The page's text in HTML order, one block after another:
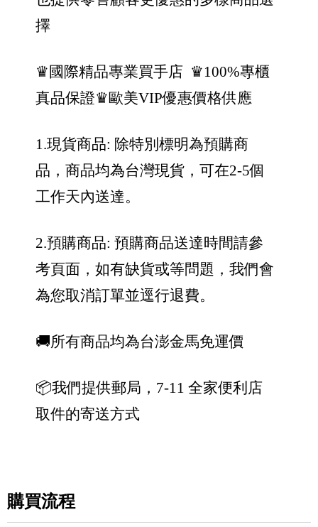
擇
♛國際精品專業買手店 ♛100%專櫃
真品保證♛歐美VIP優惠價格供應
1.現貨商品: 除特別標明為預購商
品，商品均為台灣現貨，可在2-5個
工作天內送達。
2.預購商品: 預購商品送達時間請參
考頁面，如有缺貨或等問題，我們會
為您取消訂單並逕行退費。
🚚所有商品均為台澎金馬免運價
📦我們提供郵局，7-11 全家便利店
取件的寄送方式
購買流程